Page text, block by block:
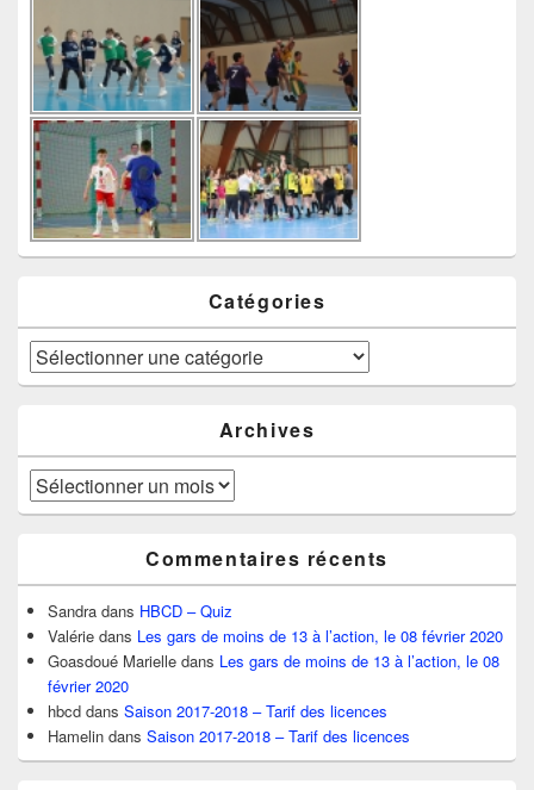
Catégories
Catégories
Archives
Archives
Commentaires récents
Sandra dans HBCD – Quiz
Valérie dans Les gars de moins de 13 à l’action, le 08 février 2020
Goasdoué Marielle dans Les gars de moins de 13 à l’action, le 08
février 2020
hbcd dans Saison 2017-2018 – Tarif des licences
Hamelin dans Saison 2017-2018 – Tarif des licences